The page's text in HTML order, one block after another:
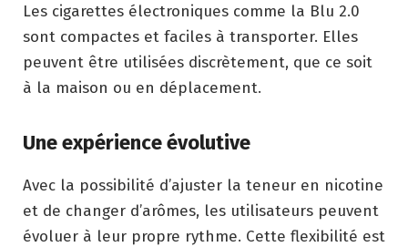
Les cigarettes électroniques comme la Blu 2.0
sont compactes et faciles à transporter. Elles
peuvent être utilisées discrètement, que ce soit
à la maison ou en déplacement.
Une expérience évolutive
Avec la possibilité d’ajuster la teneur en nicotine
et de changer d’arômes, les utilisateurs peuvent
évoluer à leur propre rythme. Cette flexibilité est